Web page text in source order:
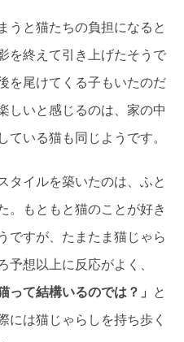
うと猫たちの負担になると
を終えて引き上げたそうで
を尾けてくる子もいたのだ
しいと感じるのは、家の中
ている猫も同じようです。
タイルを築いたのは、ふと
。もともと猫のことが好き
ですが、たまたま猫じゃら
予想以上に反応がよく、
って結構いるのでは？」
と
には猫じゃらしを持ち歩く